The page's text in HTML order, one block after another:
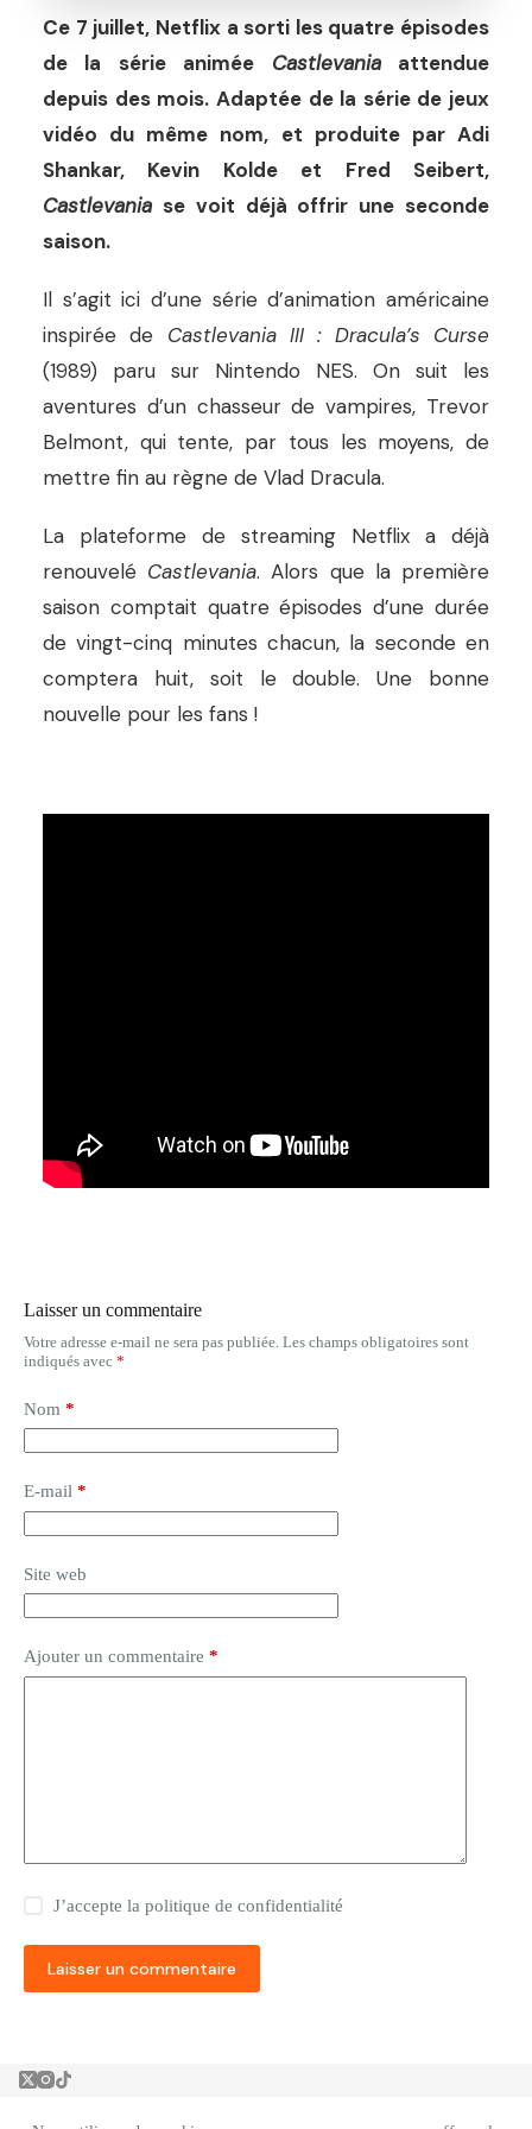
Ce 7 juillet, Netflix a sorti les quatre épisodes
de la série animée Castlevaniaattendue
depuis des mois. Adaptée de la série de jeux
vidéo du même nom, et produite par Adi
Shankar, Kevin Kolde et Fred Seibert,
Castlevania se voit déjà offrir une seconde
saison.
Il s’agit ici d’une série d’animation américaine
inspirée de Castlevania III : Dracula’s Curse
(1989) paru sur Nintendo NES. On suit les
aventures d’un chasseur de vampires, Trevor
Belmont, qui tente, par tous les moyens, de
mettre fin au règne de Vlad Dracula.
La plateforme de streaming Netflix a déjà
renouvelé Castlevania. Alors que la première
saison comptait quatre épisodes d’une durée
de vingt-cinq minutes chacun, la seconde en
comptera huit, soit le double. Une bonne
nouvelle pour les fans !
Laisser un commentaire
Votre adresse e-mail ne sera pas publiée. Les champs obligatoires sont
indiqués avec *
Nom *
E-mail *
Site web
Ajouter un commentaire *
J’accepte lapolitique de confidentialité
Laisser un commentaire